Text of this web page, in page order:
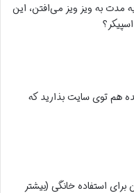
مدت به ویز ویز می‌افتن، این
هم توی سایت بذارید که
برای استفاده خانگی (بیشتر